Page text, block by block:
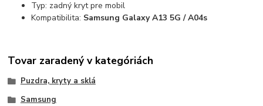
Typ: zadný kryt pre mobil
Kompatibilita: Samsung Galaxy A13 5G / A04s
Tovar zaradený v kategóriách
Puzdra, kryty a sklá
Samsung